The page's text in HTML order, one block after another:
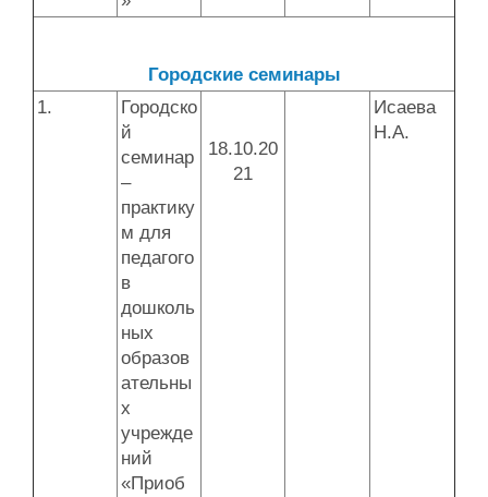
Городские семинары
1.
Городско
й
семинар
–
практику
м для
педагого
в
дошколь
ных
образов
ательны
х
учрежде
ний
«Приоб
18.10.20
21
Исаева
Н.А.